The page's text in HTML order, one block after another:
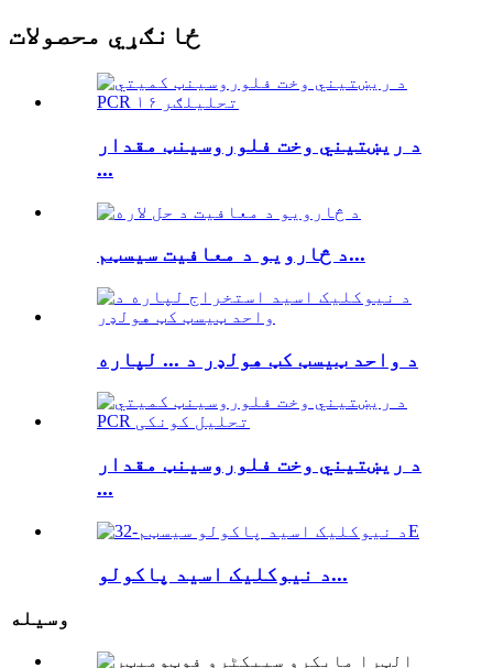
ځانګړي محصولات
د ریښتیني وخت فلوروسینټ مقدار
...
د څارویو د معافیت سیسټم...
د واحد ټیسټ کټ هولډر د ... لپاره
د ریښتیني وخت فلوروسینټ مقدار
...
د نیوکلیک اسید پاکولو...
وسیله